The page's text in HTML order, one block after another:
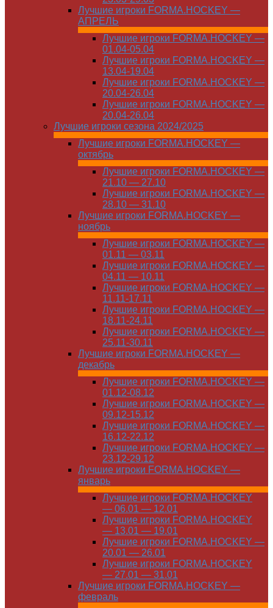
Лучшие игроки FORMA.HOCKEY —
АПРЕЛЬ
Лучшие игроки FORMA.HOCKEY —
01.04-05.04
Лучшие игроки FORMA.HOCKEY —
13.04-19.04
Лучшие игроки FORMA.HOCKEY —
20.04-26.04
Лучшие игроки FORMA.HOCKEY —
20.04-26.04
Лучшие игроки сезона 2024/2025
Лучшие игроки FORMA.HOCKEY —
октябрь
Лучшие игроки FORMA.HOCKEY —
21.10 — 27.10
Лучшие игроки FORMA.HOCKEY —
28.10 — 31.10
Лучшие игроки FORMA.HOCKEY —
ноябрь
Лучшие игроки FORMA.HOCKEY —
01.11 — 03.11
Лучшие игроки FORMA.HOCKEY —
04.11 — 10.11
Лучшие игроки FORMA.HOCKEY —
11.11-17.11
Лучшие игроки FORMA.HOCKEY —
18.11-24.11
Лучшие игроки FORMA.HOCKEY —
25.11-30.11
Лучшие игроки FORMA.HOCKEY —
декабрь
Лучшие игроки FORMA.HOCKEY —
01.12-08.12
Лучшие игроки FORMA.HOCKEY —
09.12-15.12
Лучшие игроки FORMA.HOCKEY —
16.12-22.12
Лучшие игроки FORMA.HOCKEY —
23.12-29.12
Лучшие игроки FORMA.HOCKEY —
январь
Лучшие игроки FORMA.HOCKEY
— 06.01 — 12.01
Лучшие игроки FORMA.HOCKEY
— 13.01 — 19.01
Лучшие игроки FORMA.HOCKEY —
20.01 — 26.01
Лучшие игроки FORMA.HOCKEY
— 27.01 — 31.01
Лучшие игроки FORMA.HOCKEY —
февраль